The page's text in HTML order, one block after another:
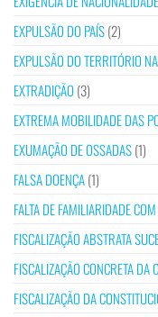
EXPULSÃO DO PAÍS(2)
EXPULSÃO DO TERRITÓRIO
EXTRADIÇÃO (3)
EXTREMA MOBILIDADE DAS
EXUMAÇÃO DE OSSADAS(1)
FALSA DOENÇA(1)
FALTA DE FAMILIARIDADE
FISCALIZAÇÃO ABSTRATA
FISCALIZAÇÃO CONCRETA DA
FISCALIZAÇÃO DA